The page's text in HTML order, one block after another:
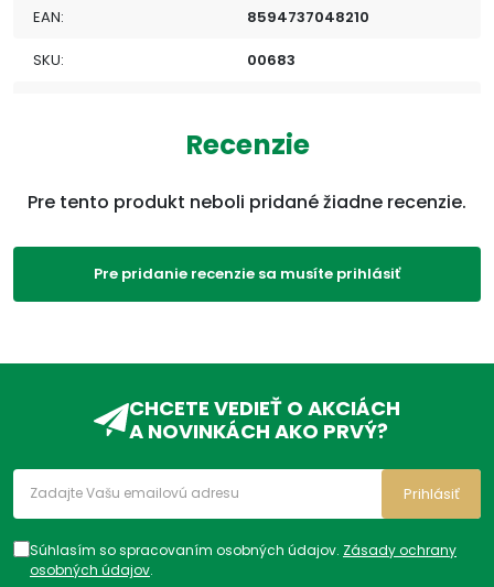
EAN: 8594737048210
SKU: 00683
Recenzie
Pre tento produkt neboli pridané žiadne recenzie.
Pre pridanie recenzie sa musíte prihlásiť
CHCETE VEDIEŤ O AKCIÁCH
A NOVINKÁCH AKO PRVÝ?
Súhlasím so spracovaním osobných údajov. Zásady ochrany
osobných údajov.
Prihlásiť